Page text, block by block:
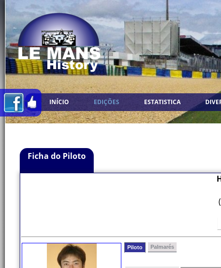
INÍCIO EDIÇÕES ESTATISTICA
Ficha do Piloto
Piloto Palmarés